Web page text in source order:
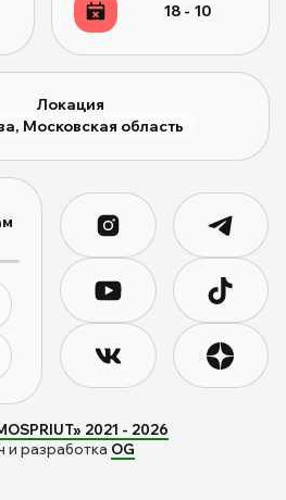
18 - 10
Локация
Московская область
2021 - 2026
и разработка OG